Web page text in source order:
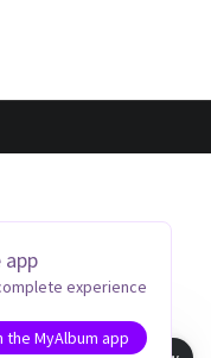
experience
the MyAlbum app